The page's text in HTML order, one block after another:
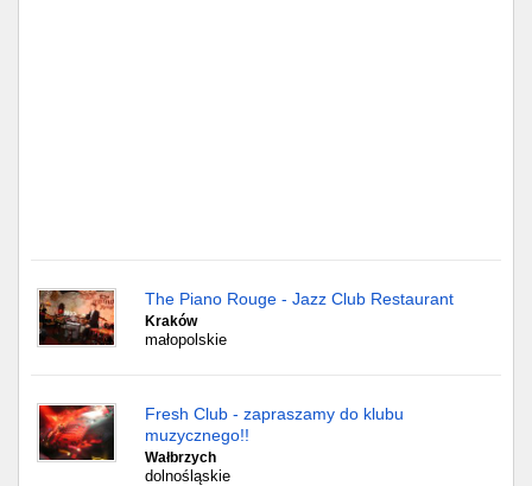
The Piano Rouge - Jazz Club Restaurant
Kraków
małopolskie
Fresh Club - zapraszamy do klubu
muzycznego!!
Wałbrzych
dolnośląskie